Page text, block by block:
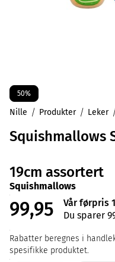
50%
Nille Produkter Leker
Squishmallows
19cm assortert
Squishmallows
99,95
Vår førpris
Du sparer
Rabatter beregnes i
spesifikke produktet.